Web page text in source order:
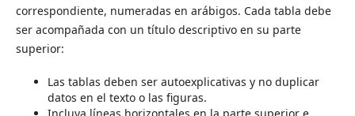
correspondiente, numeradas en arábigos. Cada tabla debe
ser acompañada con un título descriptivo en su parte
superior:
Las tablas deben ser autoexplicativas y no duplicar
datos en el texto o las figuras.
Incluya líneas horizontales en la parte superior e